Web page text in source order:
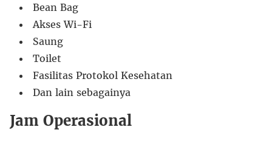
Bean Bag
Akses Wi-Fi
Saung
Toilet
Fasilitas Protokol Kesehatan
Dan lain sebagainya
Jam Operasional